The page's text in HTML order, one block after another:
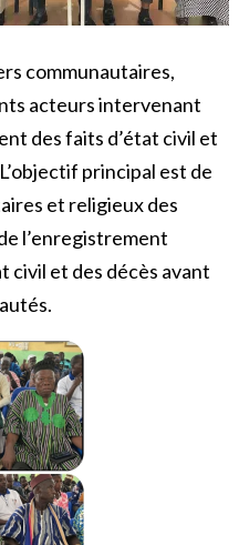
communautaires,
acteurs intervenant
des faits d’état civil et
principal est de
et religieux des
l’enregistrement
civil et des décès avant